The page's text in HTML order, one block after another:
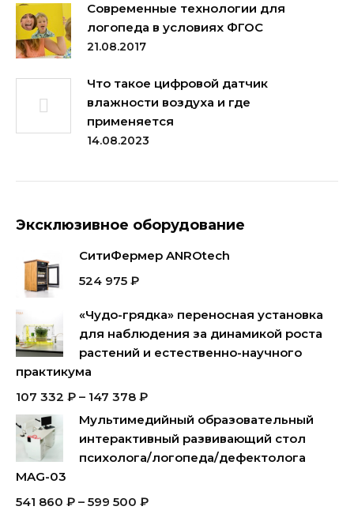
Современные технологии для
логопеда в условиях ФГОС
21.08.2017
Что такое цифровой датчик
влажности воздуха и где
применяется
14.08.2023
Эксклюзивное оборудование
СитиФермер ANROtech
524 975 ₽
«Чудо-грядка» переносная установка
для наблюдения за динамикой роста
растений и естественно-научного
практикума
107 332 ₽ – 147 378 ₽
Мультимедийный образовательный
интерактивный развивающий стол
психолога/логопеда/дефектолога
MAG-03
541 860 ₽ – 599 500 ₽